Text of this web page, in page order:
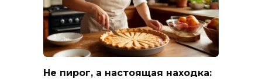
Не пирог, а настоящая находка: